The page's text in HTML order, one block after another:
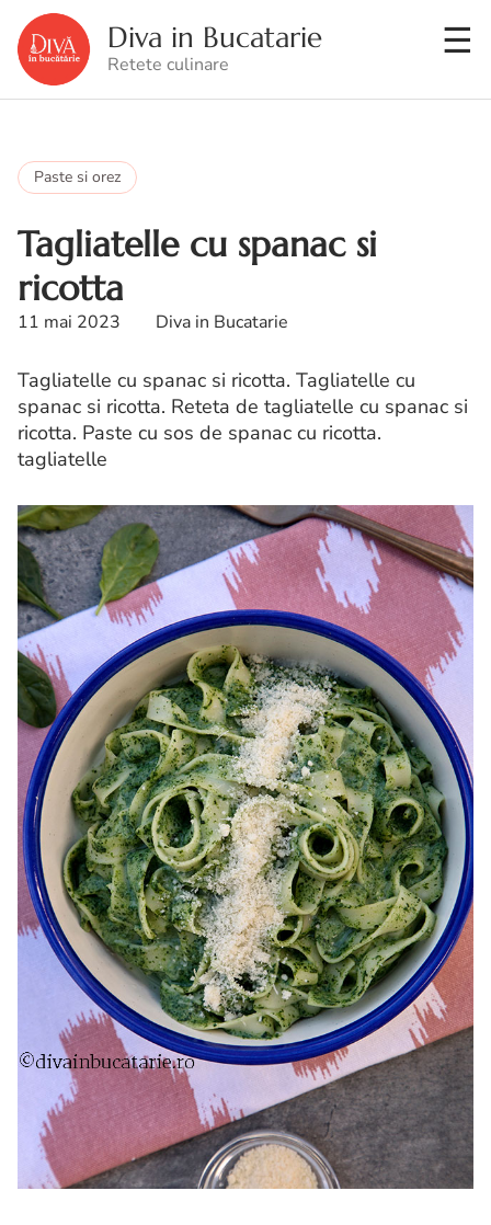
Diva in Bucatarie
Retete culinare
Paste si orez
Tagliatelle cu spanac si
ricotta
11 mai 2023 Diva in Bucatarie
Tagliatelle cu spanac si ricotta. Tagliatelle cu
spanac si ricotta. Reteta de tagliatelle cu spanac si
ricotta. Paste cu sos de spanac cu ricotta.
tagliatelle